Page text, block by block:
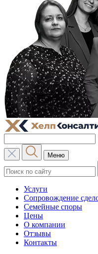
Меню
Услуги
Сопровождение
Семейные споры
Цены
О компании
Отзывы
Контакты